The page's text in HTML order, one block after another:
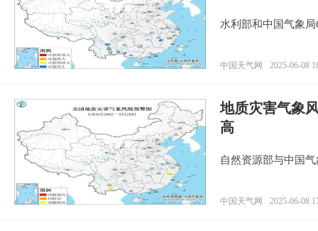
水利部和中国气象
中国天气网 2025-06-08
地质灾害气象
高
自然资源部与中国
中国天气网 2025-06-08